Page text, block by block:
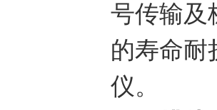
号传输及
的寿命耐
仪。